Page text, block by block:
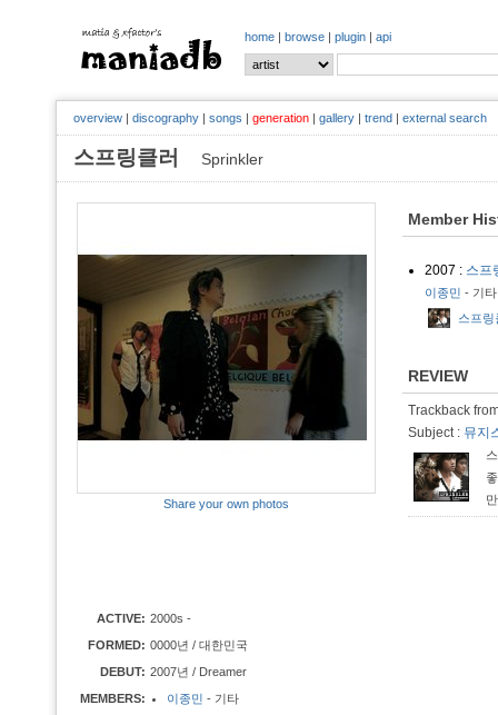
home | browse | plugin | api
overview | discography | songs | generation | gallery | trend | external search
스프링클러 Sprinkler
Share your own photos
ACTIVE: 2000s -
FORMED: 0000년 / 대한민국
DEBUT: 2007년 / Dreamer
MEMBERS:
이종민 - 기타
Member
2007 : 스프
이종민 - 기
스프
REVIEW
Trackback
Subject : 뮤지